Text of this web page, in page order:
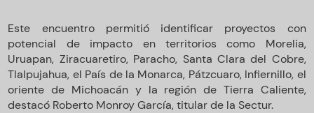
Este encuentro permitió identificar proyectos con
potencial de impacto en territorios como Morelia,
Uruapan, Ziracuaretiro, Paracho, Santa Clara del Cobre,
Tlalpujahua, el País de la Monarca, Pátzcuaro, Infiernillo, el
oriente de Michoacán y la región de Tierra Caliente,
destacó Roberto Monroy García, titular de la Sectur.